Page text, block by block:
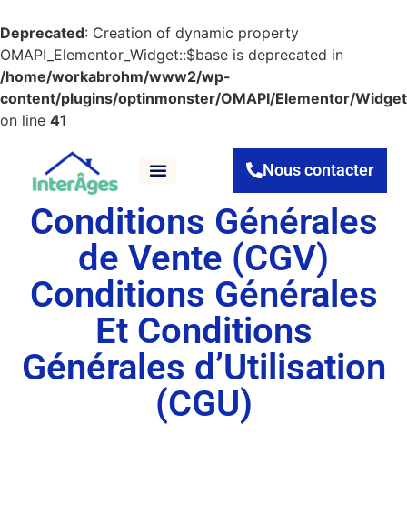
Deprecated: Creation of dynamic property
OMAPI_Elementor_Widget::$base is deprecated in
/home/workabrohm/www2/wp-
content/plugins/optinmonster/OMAPI/Elementor/
on line 41
Nous contacter
Conditions Générales
de Vente (CGV)
Conditions Générales
Et Conditions
Générales d’Utilisation
(CGU)